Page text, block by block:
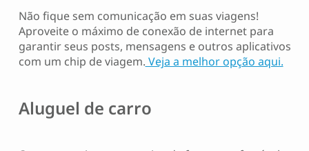
Não fique sem comunicação em suas viagens!
Aproveite o máximo de conexão de internet para
garantir seus posts, mensagens e outros aplicativos
com um chip de viagem. Veja a melhor opção aqui.
Aluguel de carro